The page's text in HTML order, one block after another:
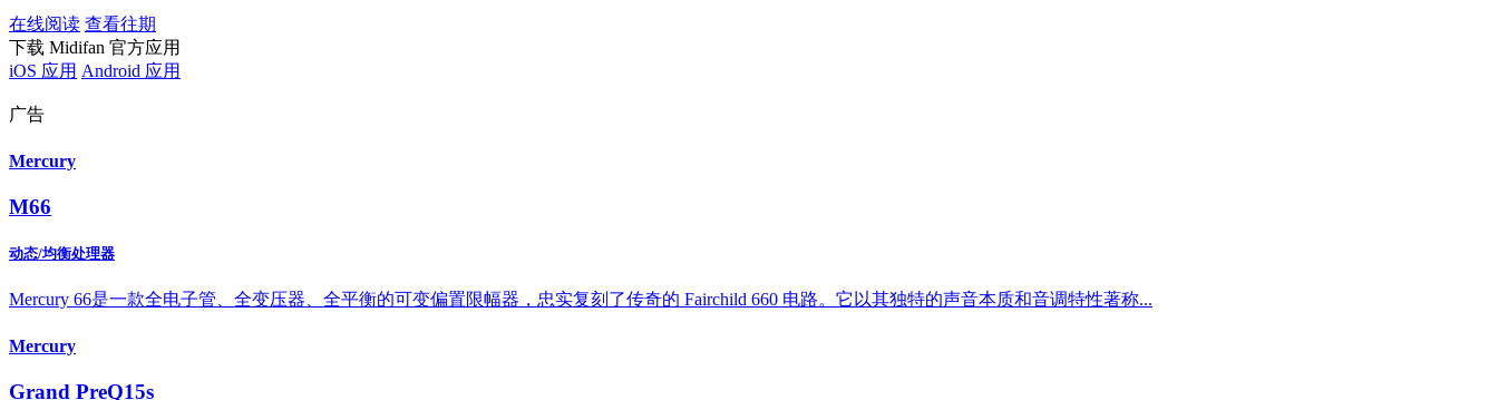
在线阅读 查看往期
下载 Midifan 官方应用
iOS 应用 Android 应用
广告
Mercury
M66
动态/均衡处理器
Mercury 66是一款全电子管、全变压器、全平衡的可变偏置限幅器，忠实复刻了传奇的 Fairchild 660 电路。它以其独特的声音本质和音调特性著称...
Mercury
Grand PreQ15s